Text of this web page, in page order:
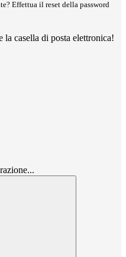
Effettua il reset della password
casella di posta elettronica!